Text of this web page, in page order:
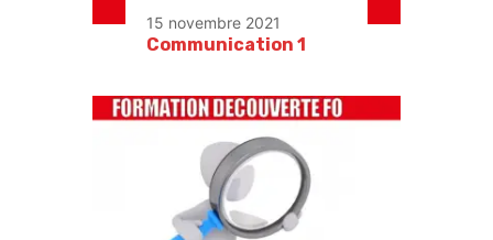
15 novembre 2021
Communication 1